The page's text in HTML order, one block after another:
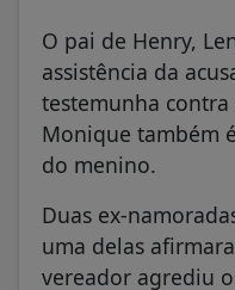
O pai de Henry,
assistência da
testemunha contra
Monique também
do menino.
Duas ex-
uma delas
vereador agrediu